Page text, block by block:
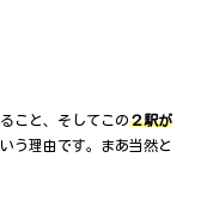
こと、そしてこの２駅が
いう理由です。まあ当然と